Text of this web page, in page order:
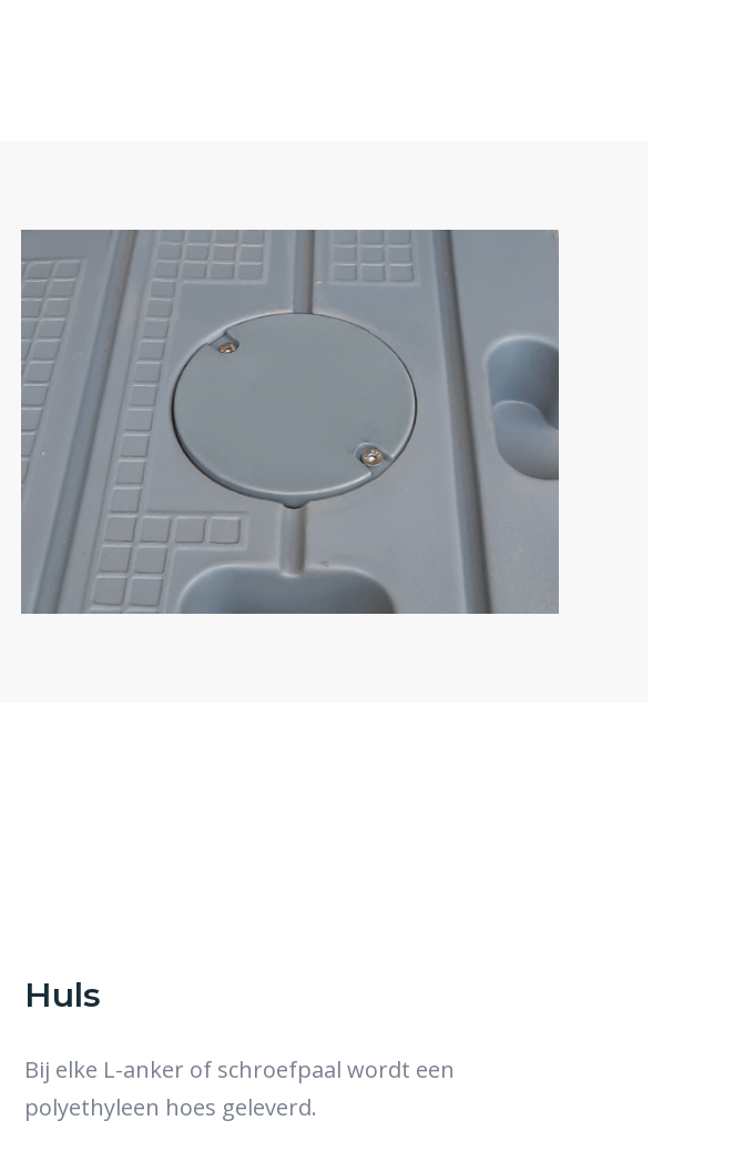
Huls
Bij elke L-anker of schroefpaal wordt een
polyethyleen hoes geleverd.